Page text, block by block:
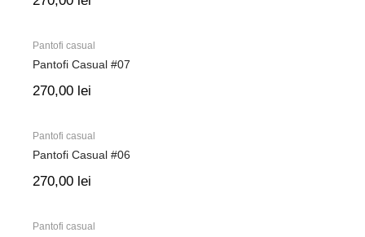
Pantofi casual
Pantofi Casual #07
270,00 lei
Pantofi casual
Pantofi Casual #06
270,00 lei
Pantofi casual